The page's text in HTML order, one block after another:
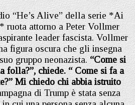
“He’s Alive” della serie *Ai
ruota attorno a Peter Vollmer
leader fascista. Vollmer
figura oscura che gli insegna
gruppo neonazista.“Come si
folla?”, chiede. “ Come si fa a
Mi chiedo chi abbia istruito
di Trump è stata senza